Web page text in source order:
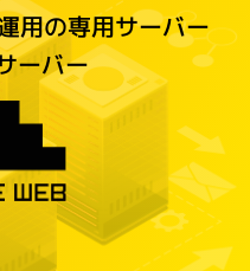
用の専用サーバー
ーバー